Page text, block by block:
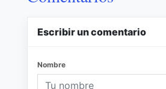
Escribir un comentario
Nombre